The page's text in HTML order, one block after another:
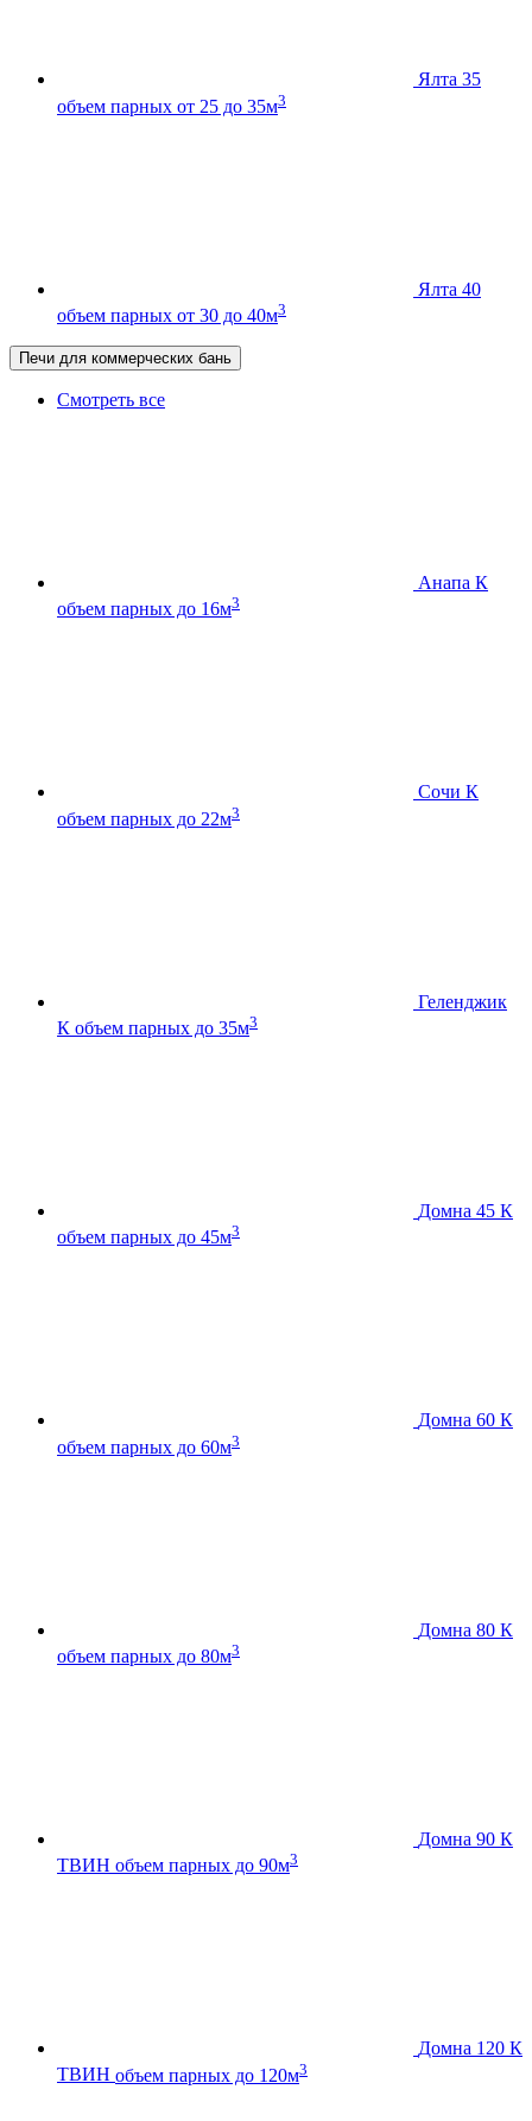
Ялта 35
объем парных от 25 до 35м3
Ялта 40
объем парных от 30 до 40м3
Печи для коммерческих бань
Смотреть все
Анапа К
объем парных до 16м3
Сочи К
объем парных до 22м3
Геленджик
К объем парных до 35м3
Домна 45 К
объем парных до 45м3
Домна 60 К
объем парных до 60м3
Домна 80 К
объем парных до 80м3
Домна 90 К
ТВИН объем парных до 90м3
Домна 120 К
ТВИН объем парных до 120м3